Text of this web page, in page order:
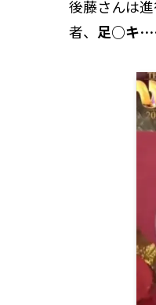
後藤さんは
者、 足○キ